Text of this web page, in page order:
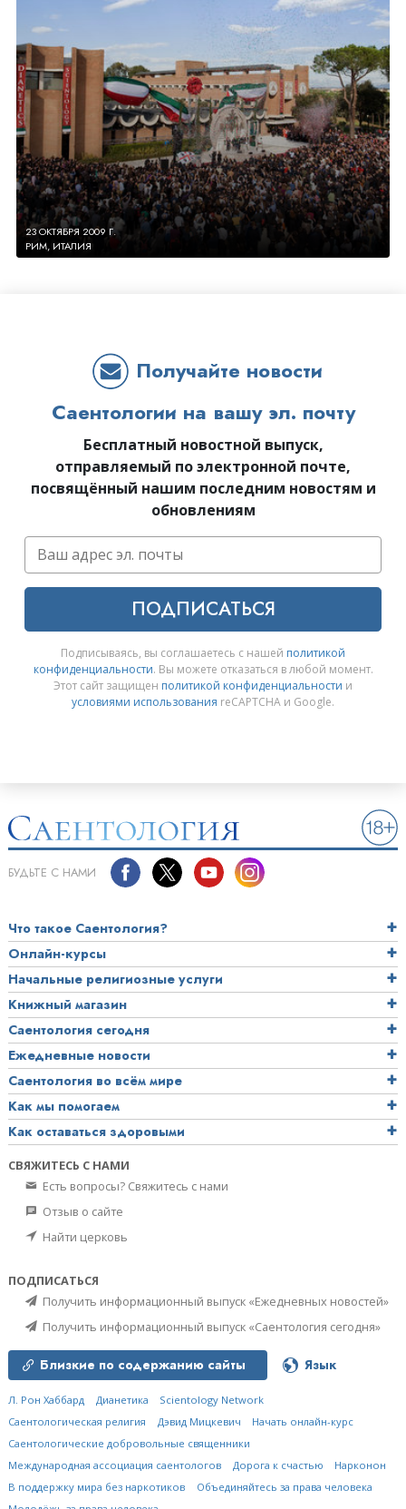
23 ОКТЯБРЯ 2009 Г.
РИМ, ИТАЛИЯ
Получайте новости
Саентологии на вашу эл. почту
Бесплатный новостной выпуск,
отправляемый по электронной почте,
посвящённый нашим последним новостям и
обновлениям
ПОДПИСАТЬСЯ
Подписываясь, вы соглашаетесь с нашей политикой
конфиденциальности. Вы можете отказаться в любой момент.
Этот сайт защищен политикой конфиденциальности и
условиями использования reCAPTCHA и Google.
БУДЬТЕ С НАМИ
Что такое Саентология?
Онлайн-курсы
Начальные религиозные услуги
Книжный магазин
Саентология сегодня
Ежедневные новости
Саентология во всём мире
Как мы помогаем
Как оставаться здоровыми
СВЯЖИТЕСЬ С НАМИ
Есть вопросы? Свяжитесь с нами
Отзыв о сайте
Найти церковь
ПОДПИСАТЬСЯ
Получить информационный выпуск «Ежедневных новостей»
Получить информационный выпуск «Саентология сегодня»
Близкие по содержанию сайты Язык
Л. Рон Хаббард Дианетика
Scientology Network
Саентологическая религия
Дэвид Мицкевич
Начать онлайн-курс
Саентологические добровольные священники
Международная ассоциация саентологов
Дорога к счастью
Нарконон
В поддержку мира без наркотиков
Объединяйтесь за права человека